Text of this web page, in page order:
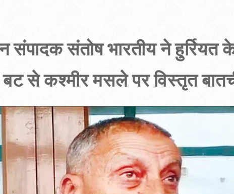
संपादक संतोष भारतीय ने हुर्रियत
बट से कश्मीर मसले पर विस्तृत